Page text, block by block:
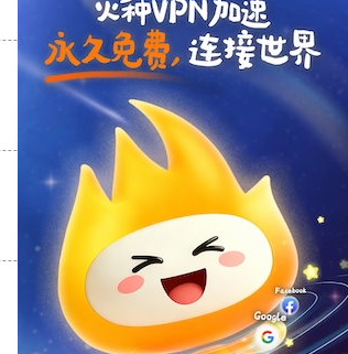
支持[0] 反对
支持
支持 反对 [0]